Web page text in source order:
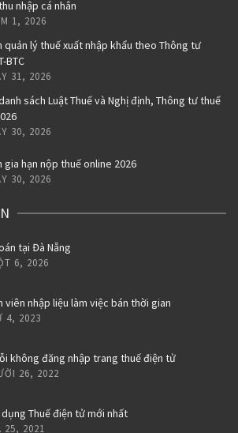
nhập cá nhân
1, 2026
quản lý thuế xuất nhập khẩu theo Thông tư
BTC
31, 2026
sách Luật Thuế và Nghị định, Thông tư thuế
30, 2026
gia hạn nộp thuế online 2026
30, 2026
tại Đà Nẵng
6, 2026
viên nhập liệu làm việc bán thời gian
4, 2023
không đăng nhập trang thuế điện tử
26, 2022
Thuế điện tử mới nhất
25, 2021